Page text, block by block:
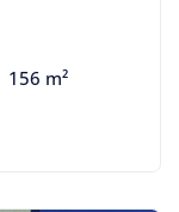
156 m²